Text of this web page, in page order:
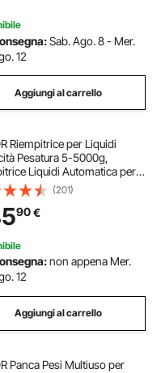
Sab. Ago. 8 - Mer.
12
Aggiungi al carrello
Riempitrice per Liquidi
Pesatura 5-5000g,
Liquidi Automatica per
Controllo Digitale,
da Banco con Pompa
Liquido ad alta Viscosità
(201)
90€
non appena Mer.
12
Aggiungi al carrello
Panca Pesi Multiuso per